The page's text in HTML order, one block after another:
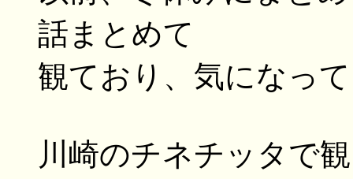
話まとめて
観ており、気になっ
川崎のチネチッタで